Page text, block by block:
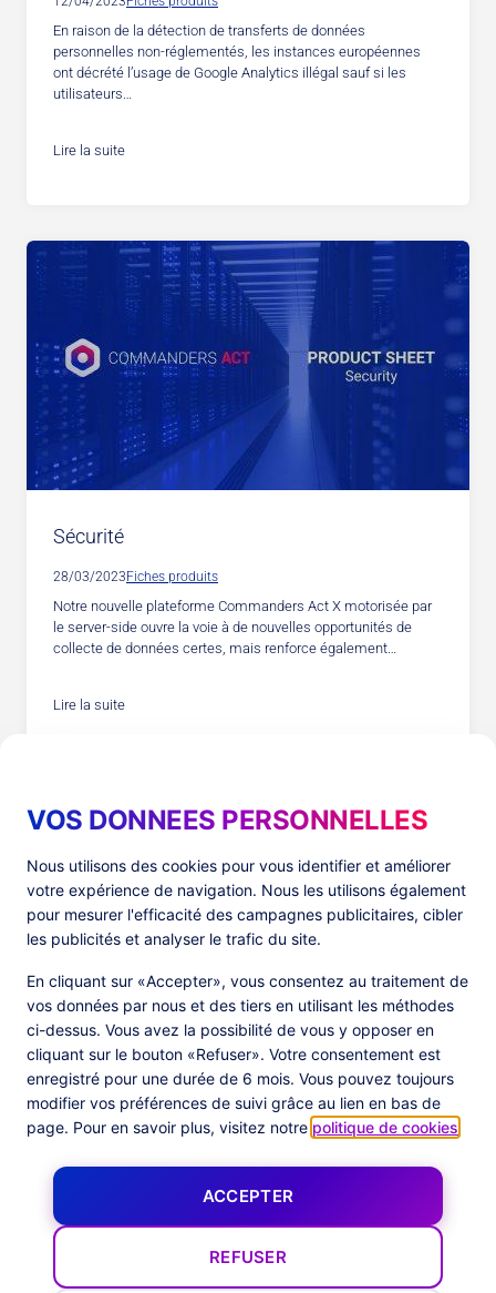
VOS DONNEES PERSONNELLES
Nous utilisons des cookies pour vous identifier et améliorer
votre expérience de navigation. Nous les utilisons également
pour mesurer l'efficacité des campagnes publicitaires, cibler
les publicités et analyser le trafic du site.
En cliquant sur «Accepter», vous consentez au traitement de
vos données par nous et des tiers en utilisant les méthodes
ci-dessus. Vous avez la possibilité de vous y opposer en
cliquant sur le bouton «Refuser». Votre consentement est
enregistré pour une durée de 6 mois. Vous pouvez toujours
modifier vos préférences de suivi grâce au lien en bas de
page. Pour en savoir plus, visitez notre politique de cookies
ACCEPTER
REFUSER
En raison de la détection de transferts de données
personnelles non-réglementés, les instances européennes
ont décrété l’usage de Google Analytics illégal sauf si les
utilisateurs…
Lire la suite
Sécurité
28/03/2023Fiches produits
Notre nouvelle plateforme Commanders Act X motorisée par
le server-side ouvre la voie à de nouvelles opportunités de
collecte de données certes, mais renforce également…
Lire la suite
Produits
PlatformX Server-Side Tracking
Adloop Media Optimisation
PlatformX Real Time CDP
Ressources
The ⚛ Quantum Lounge
Customer Stories
Fiches Produits
Société
À Propos
Notre Équipe
Certification Commanders Act
Actualités
Data Centers in
European Union
Follow us
FacebookYouTube